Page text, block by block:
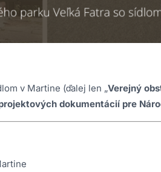
v Martine (ďalej len „Verejný
dokumentácií pre